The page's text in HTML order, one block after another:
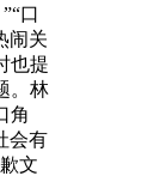
口
闹关
也提
。林
角
会有
文